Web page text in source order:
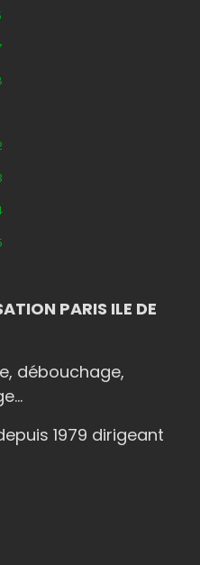
PARIS ILE DE
débouchage,
1979 dirigeant